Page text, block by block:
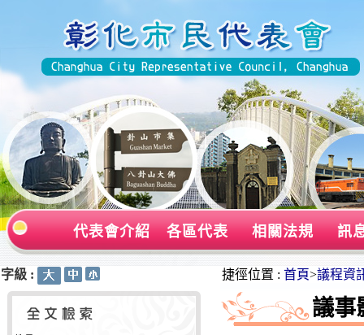
代表會介紹 各區代表 相關法規 訊
字級 : 捷徑位置 : 首頁>議程資
議事